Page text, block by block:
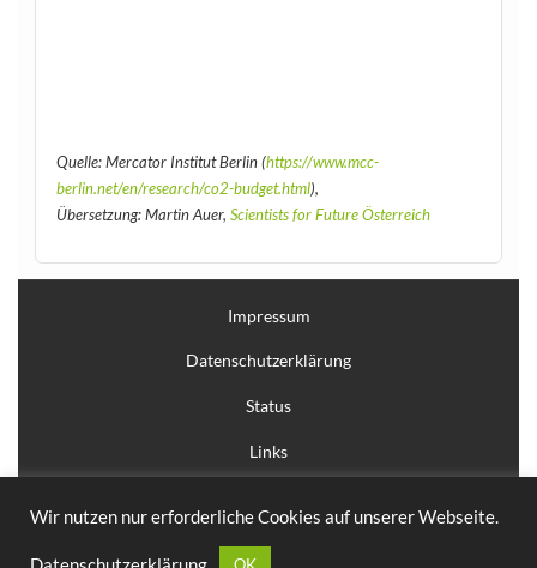
Quelle: Mercator Institut Berlin (https://www.mcc-
berlin.net/en/research/co2-budget.html),
Übersetzung: Martin Auer, Scientists for Future Österreich
Impressum
Datenschutzerklärung
Status
Links
Erstellt mit WordPress
Wir nutzen nur erforderliche Cookies auf unserer Webseite.